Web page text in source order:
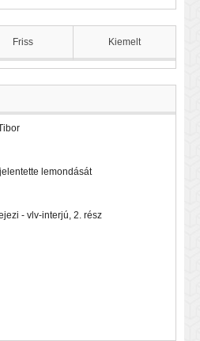
Friss Kiemelt
lemondását
- vlv-interjú, 2. rész